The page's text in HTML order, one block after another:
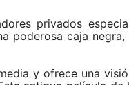
privados
poderosa caja negra,
y ofrece una